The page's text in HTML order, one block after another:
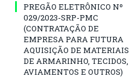
PREGÃO ELETRÔNICO Nº
029/2023-SRP-PMC
(CONTRATAÇÃO DE
EMPRESA PARA FUTURA
AQUISIÇÃO DE MATERIAIS
DE ARMARINHO, TECIDOS,
AVIAMENTOS E OUTROS)